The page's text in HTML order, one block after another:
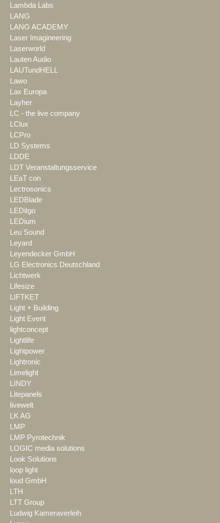
Lambda Labs
LANG
LANG ACADEMY
Laser Imagineering
Laserworld
Lauten Audio
LAUTundHELL
Lawo
Lax Europa
Layher
LC - the live company
LClux
LCPro
LD Systems
LDDE
LDT Veranstaltungsservice
LEaT con
Lectrosonics
LEDBlade
LEDitgo
LEDium
Leu Sound
Leyard
Leyendecker GmbH
LG Electronics Deutschland
Lichtwerk
Lifesize
LIFTKET
Light + Building
Light Event
lightconcept
Lightlife
Lightpower
Lightronic
Limelight
LINDY
Litepanels
livewelt
LK AG
LMP
LMP Pyrotechnik
LOGIC media solutions
Look Solutions
loop light
loud GmbH
LTH
LTT Group
Ludwig Kameraverleih